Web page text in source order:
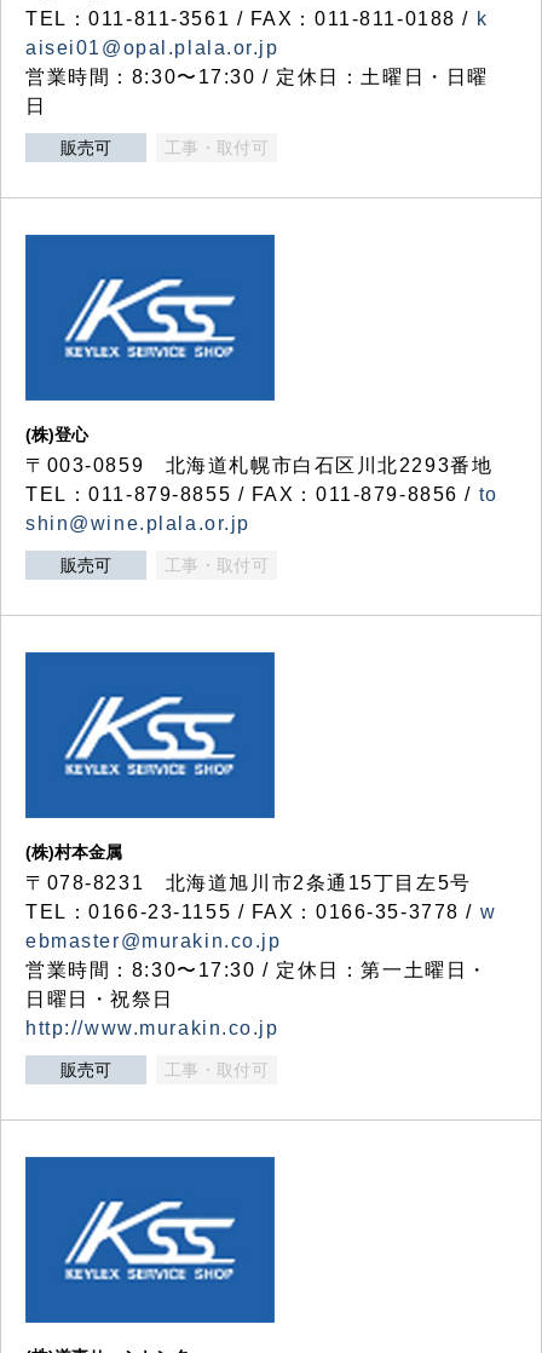
TEL：011-811-3561 / FAX：011-811-0188 / k
aisei01@opal.plala.or.jp
営業時間：8:30〜17:30 / 定休日：土曜日・日曜
日
販売可 工事・取付可
(株)登心
〒003-0859 北海道札幌市白石区川北2293番地
TEL：011-879-8855 / FAX：011-879-8856 / to
shin@wine.plala.or.jp
販売可 工事・取付可
(株)村本金属
〒078-8231 北海道旭川市2条通15丁目左5号
TEL：0166-23-1155 / FAX：0166-35-3778 / w
ebmaster@murakin.co.jp
営業時間：8:30〜17:30 / 定休日：第一土曜日・
日曜日・祝祭日
http://www.murakin.co.jp
販売可 工事・取付可